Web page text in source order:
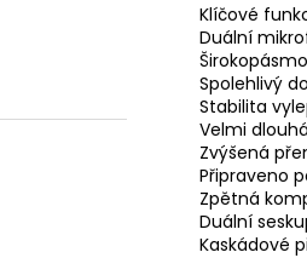
Klíčové
Duální
Spolehlivý
Stabilita
Velmi
Zvýšená
Připraveno
Zpětná
Duální
Kaskádové